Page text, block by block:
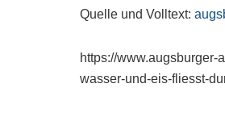
Quelle und Volltext:
https://
wasser-und-eis-fliesst-